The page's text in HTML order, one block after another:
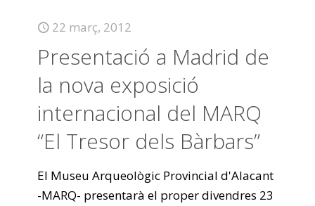
22 març, 2012
Presentació a Madrid de
la nova exposició
internacional del MARQ
“El Tresor dels Bàrbars”
El Museu Arqueològic Provincial d'Alacant
-MARQ- presentarà el proper divendres 23